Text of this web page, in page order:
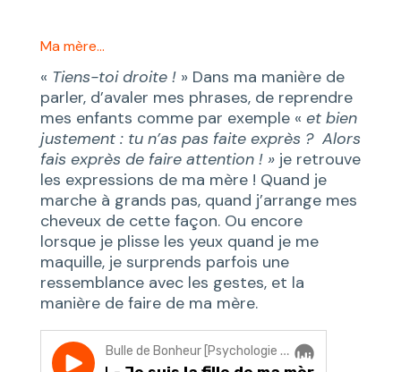
Ma mère…
« Tiens-toi droite !» Dans ma manière de
parler, d’avaler mes phrases, de reprendre
mes enfants comme par exemple « et bien
justement : tu n’as pas faite exprès ? Alors
fais exprès de faire attention ! »je retrouve
les expressions de ma mère ! Quand je
marche à grands pas, quand j’arrange mes
cheveux de cette façon. Ou encore
lorsque je plisse les yeux quand je me
maquille, je surprends parfois une
ressemblance avec les gestes, et la
manière de faire de ma mère.